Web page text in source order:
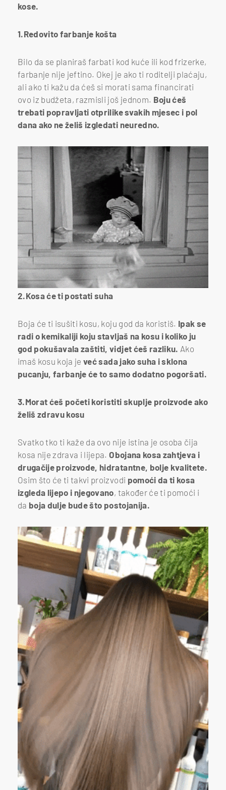
kose.
1.Redovito farbanje košta
Bilo da se planiraš farbati kod kuće ili kod frizerke,
farbanje nije jeftino. Okej je ako ti roditelji plaćaju,
ali ako ti kažu da ćeš si morati sama financirati
ovo iz budžeta, razmisli još jednom. Boju ćeš
trebati popravljati otprilike svakih mjesec i pol
dana ako ne želiš izgledati neuredno.
2.Kosa će ti postati suha
Boja će ti isušiti kosu, koju god da koristiš. Ipak se
radi o kemikaliji koju stavljaš na kosu i koliko ju
god pokušavala zaštiti, vidjet ćeš razliku. Ako
imaš kosu koja jeveć sada jako suha i sklona
pucanju, farbanje će to samo dodatno pogoršati.
3.Morat ćeš početi koristiti skuplje proizvode ako
želiš zdravu kosu
Svatko tko ti kaže da ovo nije istina je osoba čija
kosa nije zdrava i lijepa.Obojana kosa zahtjeva i
drugačije proizvode, hidratantne, bolje kvalitete.
Osim što će ti takvi proizvodi pomoći da ti kosa
izgleda lijepo i njegovano, također će ti pomoći i
da boja dulje bude što postojanija.